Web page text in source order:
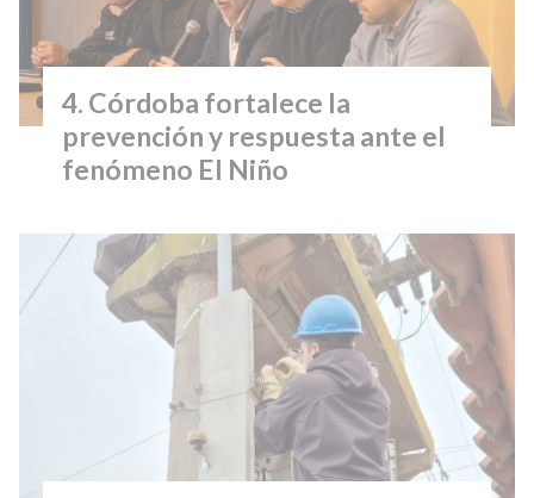
Córdoba fortalece la
prevención y respuesta ante el
fenómeno El Niño